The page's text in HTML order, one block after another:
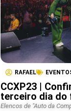
RAFAEL
CCXP23 |
terceiro dia do
Elencos de "Auto da